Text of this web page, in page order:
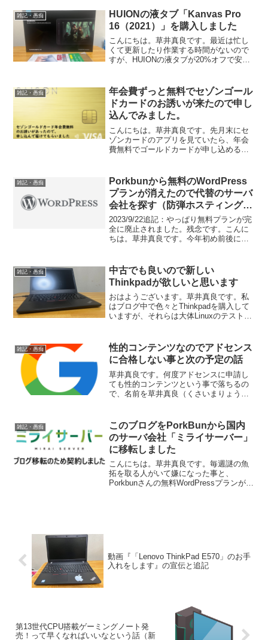
雑記・愚痴
HUIONの液タブ「Kanvas Pro
16（2021）」を購入しました
こんにちは。草井真良です。最近は忙し
くて更新したり作業する時間がないので
すが、HUIONの液タブが20%オフで安く
{b.MoshimoAffiliateObject=...
雑記・愚痴
年会費ずっと無料でセゾンゴール
ドカードのお誘いが来たので申し
込んでみました。
こんにちは。草井真良です。先月末にセ
ゾンカードのアプリを見ていたら、年会
費無料でゴールドカードが申し込めると
ありませんが、結構長い間セゾンカード
を使っているので、それで...
雑記・愚痴
Porkbunから無料のWordPress
プランが消えたので代替のサーバ
会社を探す（防弾ホスティングも
含む）
2023/9/22追記：やっぱり無料プランが完
全に廃止されました。残念です。こんに
ちは。草井真良です。今年初め前後にブ
飽きるかなー？と思いながら...
雑記・愚痴
中古でも良いので新しい
Thinkpadが欲しいと思います
おはようございます。草井真良です。私
はブログ中で色々とThinkpadを購入して
いますが、それらは大体Linuxのテスト用
すが、CPUの性能的に力不足を感じる時
が多...
雑記・愚痴
性的コンテンツなのでアドセンス
に合格しない事と次の予定の話
草井真良です。何度アドセンスに申請し
ても性的コンテンツという事で落ちるの
で、名前を草井真良（くさいまりょう）
ンスの審査は厳しいですね。大分前にも
申し込んだ事がある...
雑記・愚痴
このブログをPorkBunから国内
のサーバ会社「ミライサーバー」
に移転しました
こんにちは。草井真良です。毎週謎の魚
拓を取る人がいて嫌になった事と、
Porkbunさんの無料WordPressプランが無
動画『「Lenovo ThinkPad E570」のお手
入れをします』の宣伝と追記
第13世代CPU搭載ゲーミングノート発
売！って早くなればいいなという話（新